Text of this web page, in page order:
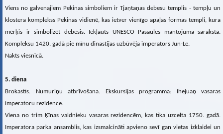
Viens no galvenajiem Pekinas simboliem ir Tjaņtaņas debesu templis - tempļu un
klostera komplekss Pekinas vidienē, kas ietver vienīgo apaļas formas templi, kura
mērķis ir simbolizēt debesis. Iekļauts UNESCO Pasaules mantojuma sarakstā.
Kompleksu 1420. gadā pie mīnu dinastijas uzbūvēja imperators Jun-Le.
Nakts viesnīcā.
5. diena
Brokastis. Numuriņu atbrīvošana. Ekskursijas programma: Ihejuaņ vasaras
imperatoru rezidence.
Viena no trim Ķīnas valdnieku vasaras rezidencēm, kas tika uzcelta 1750. gadā.
Imperatora parka ansamblis, kas izsmalcināti apvieno sevī gan vietas izklaidei un